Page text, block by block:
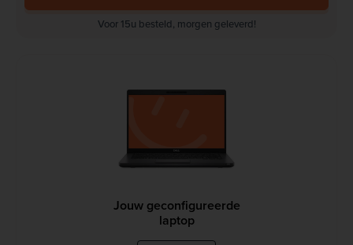
Voor 15u besteld, morgen geleverd!
Jouw geconfigureerde
laptop